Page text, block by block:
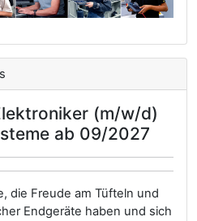
(m/w/d)
ab 09/2027
die Freude am Tüfteln und
Endgeräte haben und sich